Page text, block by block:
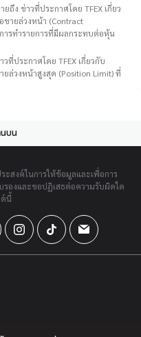
ถึง ข่าวที่ประกาศโดย TFEX เกี่ยว
ายล่วงหน้า (Contract
ารทำรายการที่มีผลกระทบต่อหุ้น
ที่ประกาศโดย TFEX เกี่ยวกับ
ล่วงหน้าสูงสุด (Position Limit) ที่
บน
สงค์ในการให้ข้อมูลและเพื่อการ
องและขอปฏิเสธต่อความรับผิดใด
ต์นี้